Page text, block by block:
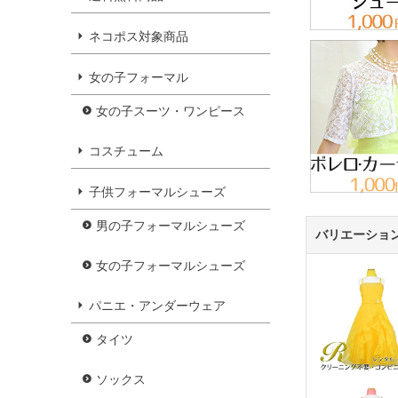
ネコポス対象商品
女の子フォーマル
女の子スーツ・ワンピース
コスチューム
子供フォーマルシューズ
男の子フォーマルシューズ
女の子フォーマルシューズ
パニエ・アンダーウェア
タイツ
ソックス
バリエーショ